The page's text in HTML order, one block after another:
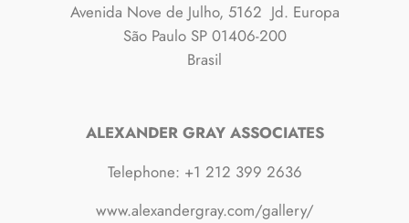
Avenida Nove de Julho, 5162 Jd. Europa
São Paulo SP 01406-200
Brasil
ALEXANDER GRAY ASSOCIATES
Telephone: +1 212 399 2636
www.alexandergray.com/gallery/